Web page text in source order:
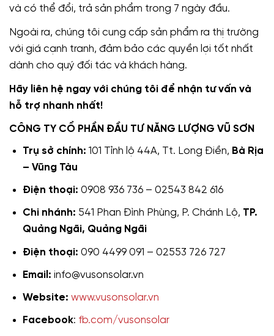
và có thể đổi, trả sản phẩm trong 7 ngày đầu.
Ngoài ra, chúng tôi cung cấp sản phẩm ra thị trường
với giá cạnh tranh, đảm bảo các quyền lợi tốt nhất
dành cho quý đối tác và khách hàng.
Hãy liên hệ ngay với chúng tôi để nhận tư vấn và
hỗ trợ nhanh nhất!
CÔNG TY CỔ PHẦN ĐẦU TƯ NĂNG LƯỢNG VŨ SƠN
Trụ sở chính: 101 Tỉnh lộ 44A, Tt. Long Điền, Bà Rịa
– Vũng Tàu
Điện thoại: 0908 936 736 – 02543 842 616
Chi nhánh: 541 Phan Đình Phùng, P. Chánh Lộ, TP.
Quảng Ngãi, Quảng Ngãi
Điện thoại: 090 4499 091 – 02553 726 727
Email: info@vusonsolar.vn
Website: www.vusonsolar.vn
Facebook: fb.com/vusonsolar